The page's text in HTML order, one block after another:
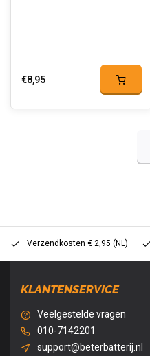
€8,95
Verzendkosten € 2,95 (NL)
KLANTENSERVICE
Veelgestelde vragen
010-7142201
support@beterbatterij.nl